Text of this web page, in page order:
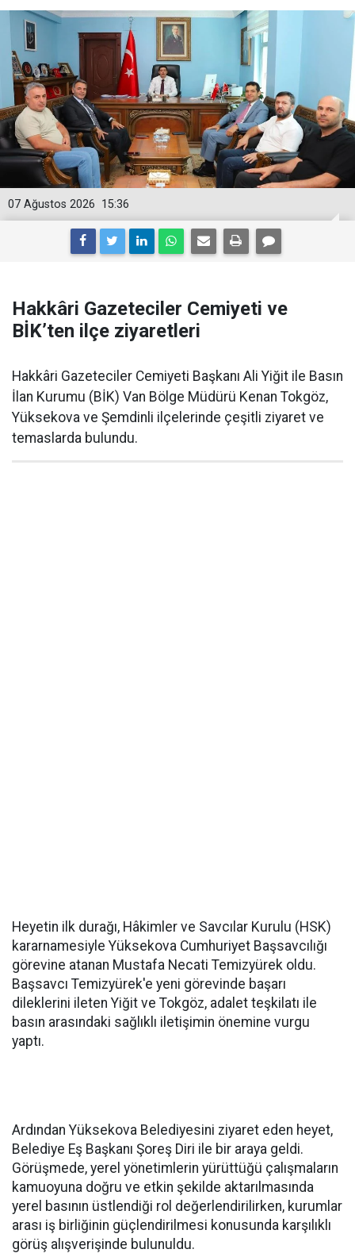
15:36
07 Ağustos 2026
Hakkâri Gazeteciler Cemiyeti ve
BİK’ten ilçe ziyaretleri
Hakkâri Gazeteciler Cemiyeti Başkanı Ali Yiğit ile Basın
İlan Kurumu (BİK) Van Bölge Müdürü Kenan Tokgöz,
Yüksekova ve Şemdinli ilçelerinde çeşitli ziyaret ve
temaslarda bulundu.
Heyetin ilk durağı, Hâkimler ve Savcılar Kurulu (HSK)
kararnamesiyle Yüksekova Cumhuriyet Başsavcılığı
görevine atanan Mustafa Necati Temizyürek oldu.
Başsavcı Temizyürek'e yeni görevinde başarı
dileklerini ileten Yiğit ve Tokgöz, adalet teşkilatı ile
basın arasındaki sağlıklı iletişimin önemine vurgu
yaptı.
Ardından Yüksekova Belediyesini ziyaret eden heyet,
Belediye Eş Başkanı Şoreş Diri ile bir araya geldi.
Görüşmede, yerel yönetimlerin yürüttüğü çalışmaların
kamuoyuna doğru ve etkin şekilde aktarılmasında
yerel basının üstlendiği rol değerlendirilirken, kurumlar
arası iş birliğinin güçlendirilmesi konusunda karşılıklı
görüş alışverişinde bulunuldu.